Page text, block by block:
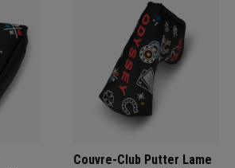
Couvre-Club Putter Lame